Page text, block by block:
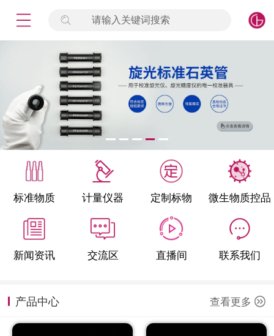
请输入关键词搜索
标准物质 计量仪器 定制标物 微生物质控品
新闻资讯 交流区 直播间 联系我们
产品中心 查看更多
签到
标准物质
产品专项
微生物检测/质控品
定制标物
定制仪器
新闻资讯